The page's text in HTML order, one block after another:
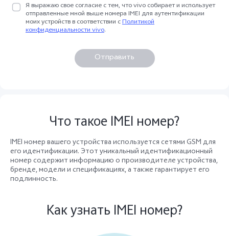
Я выражаю свое согласие с тем, что vivo собирает и использует
отправленные мной выше номера IMEI для аутентификации
моих устройств в соответствии сПолитикой
конфиденциальности vivo.
Отправить
Что такое IMEI номер?
IMEI номер вашего устройства используется сетями GSM для
его идентификации. Этот уникальный идентификационный
номер содержит информацию о производителе устройства,
бренде, модели и спецификациях, а также гарантирует его
подлинность.
Как узнать IMEI номер?